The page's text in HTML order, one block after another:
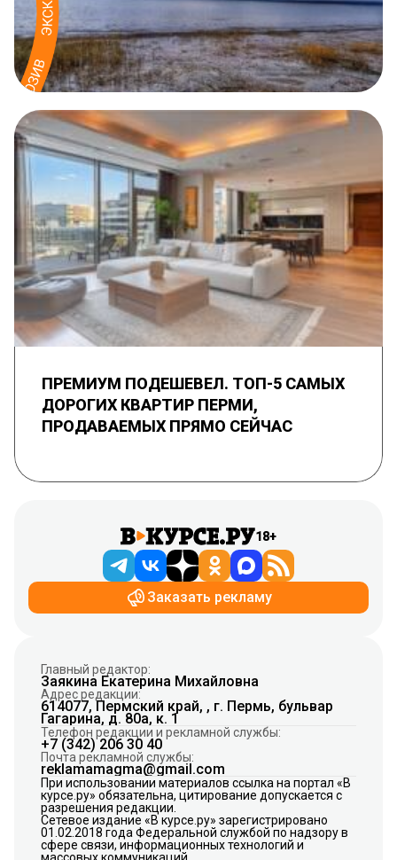
ПРЕМИУМ ПОДЕШЕВЕЛ. ТОП-5 САМЫХ
ДОРОГИХ КВАРТИР ПЕРМИ,
ПРОДАВАЕМЫХ ПРЯМО СЕЙЧАС
18+
Заказать рекламу
Главный редактор:
Заякина Екатерина Михайловна
Адрес редакции:
614077, Пермский край, , г. Пермь, бульвар
Гагарина, д. 80а, к. 1
Телефон редакции и рекламной службы:
+7 (342) 206 30 40
Почта рекламной службы:
reklamamagma@gmail.com
При использовании материалов ссылка на портал «В
курсе.ру» обязательна, цитирование допускается с
разрешения редакции.
Сетевое издание «В курсе.ру» зарегистрировано
01.02.2018 года Федеральной службой по надзору в
сфере связи, информационных технологий и
массовых коммуникаций.